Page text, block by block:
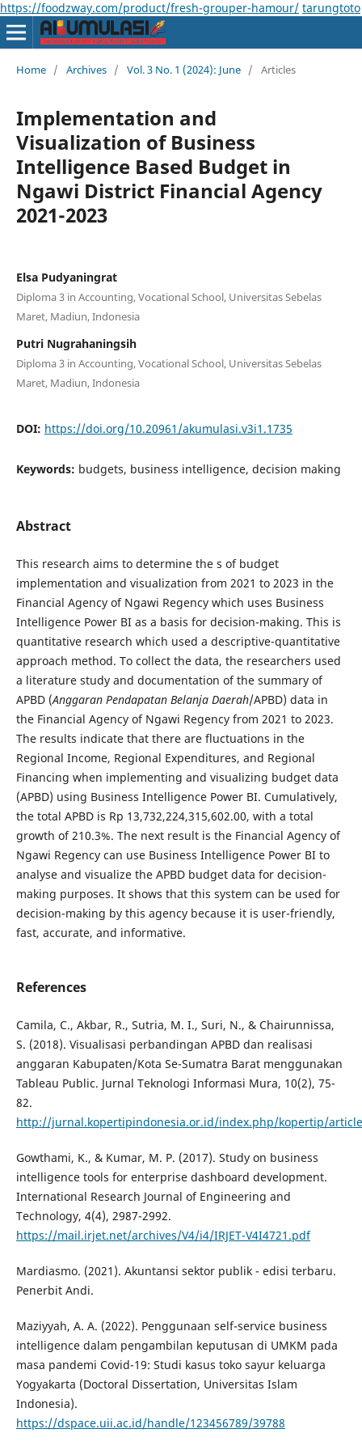
https://foodzway.com/product/fresh-grouper-hamour/ tarungtoto
Home / Archives / Vol. 3 No. 1 (2024): June / Articles
Implementation and
Visualization of Business
Intelligence Based Budget in
Ngawi District Financial Agency
2021-2023
Elsa Pudyaningrat
Diploma 3 in Accounting, Vocational School, Universitas Sebelas
Maret, Madiun, Indonesia
Putri Nugrahaningsih
Diploma 3 in Accounting, Vocational School, Universitas Sebelas
Maret, Madiun, Indonesia
DOI: https://doi.org/10.20961/akumulasi.v3i1.1735
Keywords: budgets, business intelligence, decision making
Abstract
This research aims to determine the s of budget
implementation and visualization from 2021 to 2023 in the
Financial Agency of Ngawi Regency which uses Business
Intelligence Power BI as a basis for decision-making. This is
quantitative research which used a descriptive-quantitative
approach method. To collect the data, the researchers used
a literature study and documentation of the summary of
APBD (Anggaran Pendapatan Belanja Daerah/APBD) data in
the Financial Agency of Ngawi Regency from 2021 to 2023.
The results indicate that there are fluctuations in the
Regional Income, Regional Expenditures, and Regional
Financing when implementing and visualizing budget data
(APBD) using Business Intelligence Power BI. Cumulatively,
the total APBD is Rp 13,732,224,315,602.00, with a total
growth of 210.3%. The next result is the Financial Agency of
Ngawi Regency can use Business Intelligence Power BI to
analyse and visualize the APBD budget data for decision-
making purposes. It shows that this system can be used for
decision-making by this agency because it is user-friendly,
fast, accurate, and informative.
References
Camila, C., Akbar, R., Sutria, M. I., Suri, N., & Chairunnissa,
S. (2018). Visualisasi perbandingan APBD dan realisasi
anggaran Kabupaten/Kota Se-Sumatra Barat menggunakan
Tableau Public. Jurnal Teknologi Informasi Mura, 10(2), 75-
82.
http://jurnal.kopertipindonesia.or.id/index.php/kopertip/
Gowthami, K., & Kumar, M. P. (2017). Study on business
intelligence tools for enterprise dashboard development.
International Research Journal of Engineering and
Technology, 4(4), 2987-2992.
https://mail.irjet.net/archives/V4/i4/IRJET-V4I4721.pdf
Mardiasmo. (2021). Akuntansi sektor publik - edisi terbaru.
Penerbit Andi.
Maziyyah, A. A. (2022). Penggunaan self-service business
intelligence dalam pengambilan keputusan di UMKM pada
masa pandemi Covid-19: Studi kasus toko sayur keluarga
Yogyakarta (Doctoral Dissertation, Universitas Islam
Indonesia).
https://dspace.uii.ac.id/handle/123456789/39788